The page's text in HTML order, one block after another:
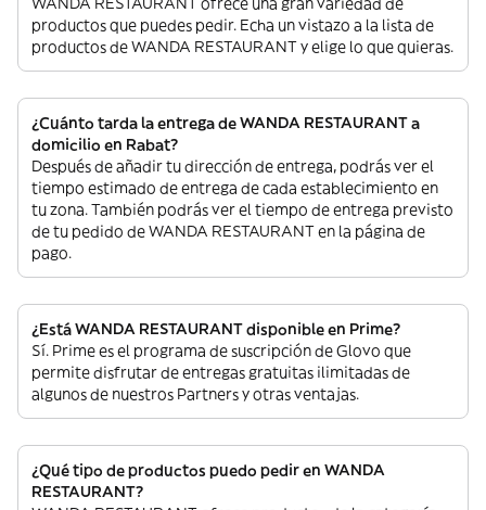
productos que puedes pedir. Echa un vistazo a la lista de
productos de WANDA RESTAURANT y elige lo que quieras.
¿Cuánto tarda la entrega de WANDA RESTAURANT a
domicilio en Rabat?
Después de añadir tu dirección de entrega, podrás ver el
tiempo estimado de entrega de cada establecimiento en
tu zona. También podrás ver el tiempo de entrega previsto
de tu pedido de WANDA RESTAURANT en la página de
pago.
¿Está WANDA RESTAURANT disponible en Prime?
Sí. Prime es el programa de suscripción de Glovo que
permite disfrutar de entregas gratuitas ilimitadas de
algunos de nuestros Partners y otras ventajas.
¿Qué tipo de productos puedo pedir en WANDA
RESTAURANT?